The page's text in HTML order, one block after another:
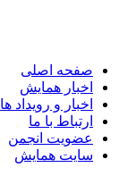
صفحه اصلی
اخبار همایش
اخبار و رویداد ها
ارتباط با ما
عضویت انجمن
سایت همایش